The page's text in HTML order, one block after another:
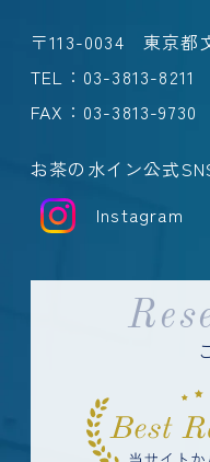
〒113-0034 東京都
TEL： 03-3813-8211
FAX：03-3813-9730
お茶の水イン公式
Instagram